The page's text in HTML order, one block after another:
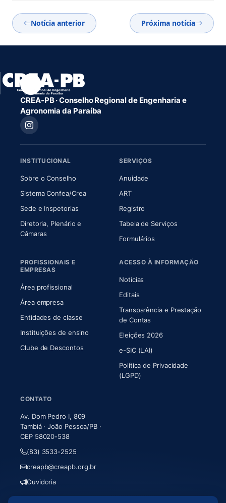
Notícia anterior Próxima notícia
CREA-PB · Conselho Regional de Engenharia e
Agronomia da Paraíba
INSTITUCIONAL
Sobre o Conselho(abre em nova aba)
Sistema Confea/Crea(abre em nova aba)
Sede e Inspetorias
Diretoria, Plenário e
Câmaras(abre em nova aba)
SERVIÇOS
Anuidade
ART(abre em nova aba)
Registro
Tabela de Serviços
Formulários
PROFISSIONAIS E
EMPRESAS
Área profissional
Área empresa
Entidades de classe
Instituições de ensino
Clube de Descontos
ACESSO À INFORMAÇÃO
Notícias
Editais
Transparência e Prestação
de Contas
Eleições 2026
e-SIC (LAI)
Política de Privacidade
(LGPD)
CONTATO
Av. Dom Pedro I, 809
Tambiá · João Pessoa/PB ·
CEP 58020-538
(83) 3533-2525
creapb@creapb.org.br
Ouvidoria